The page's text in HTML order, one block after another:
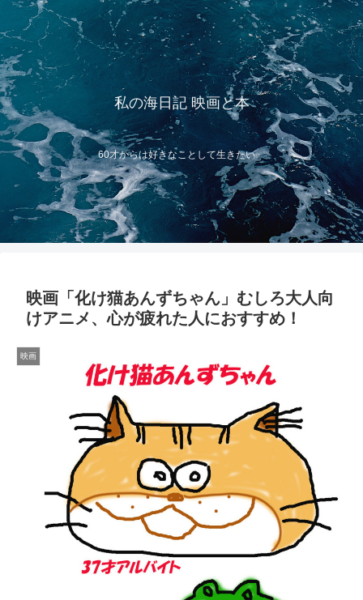
私の海日記 映画と本
60才からは好きなことして生きたい
映画「化け猫あんずちゃん」むしろ大人向
けアニメ、心が疲れた人におすすめ！
映画